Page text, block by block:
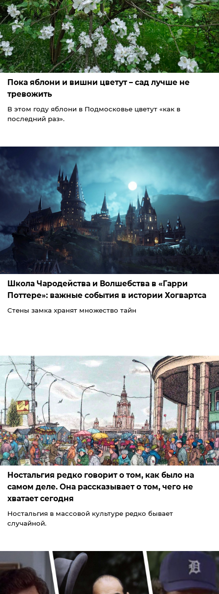
Пока яблони и вишни цветут – сад лучше не
тревожить
В этом году яблони в Подмосковье цветут «как в
последний раз».
Школа Чародейства и Волшебства в «Гарри
Поттере»: важные события в истории Хогвартса
Стены замка хранят множество тайн
Ностальгия редко говорит о том, как было на
самом деле. Она рассказывает о том, чего не
хватает сегодня
Ностальгия в массовой культуре редко бывает
случайной.